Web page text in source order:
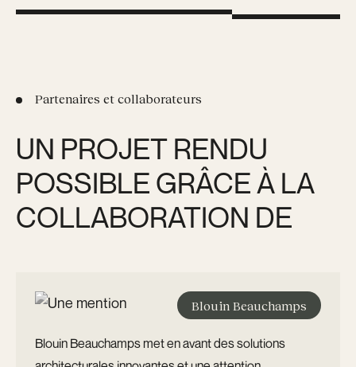
Partenaires et collaborateurs
UN PROJET RENDU
POSSIBLE GRÂCE À LA
COLLABORATION DE
Blouin Beauchamps
Blouin Beauchamps met en avant des solutions